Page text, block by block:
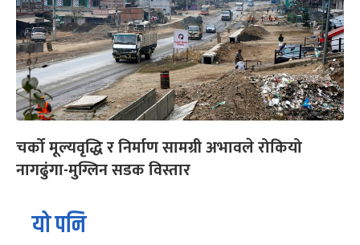
चर्को मूल्यवृद्धि र निर्माण सामग्री अभावले रोकियो
नागढुंगा-मुग्लिन सडक विस्तार
यो पनि